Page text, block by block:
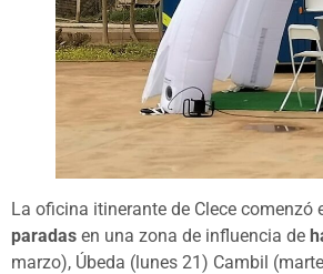
La oficina itinerante de Clece
paradas en una zona de influencia de
marzo), Úbeda (lunes 21) Cambil